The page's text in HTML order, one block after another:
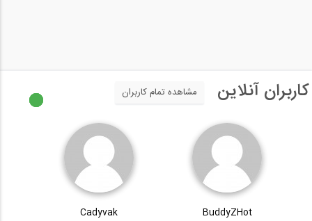
کاربران آنلاین مشاهده تمام کاربران
BuddyZHot
Cadyvak